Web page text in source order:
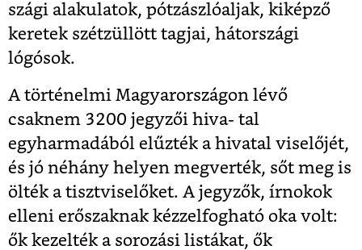
szági alakulatok, pótzászlóaljak, kiképző
keretek szétzüllött tagjai, hátországi
lógósok.
A történelmi Magyarországon lévő
csaknem 3200 jegyzői hiva- tal
egyharmadából elűzték a hivatal viselőjét,
és jó néhány helyen megverték, sőt meg is
ölték a tisztviselőket. A jegyzők, írnokok
elleni erőszaknak kézzelfogható oka volt:
ők kezelték a sorozási listákat, ők